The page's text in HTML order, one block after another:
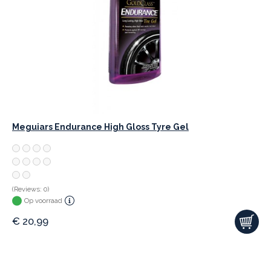
Meguiars Endurance High Gloss Tyre Gel
(Reviews: 0)
Op voorraad
€ 20,99